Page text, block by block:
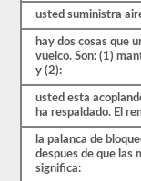
pesadas,
más
largas
requieren
habilidades
adicionales.
Deberá
obtener
puntaje
usted suministra
hay dos cosas que
vuelco. Son: (1)
y (2):
usted esta
ha respaldado. El
la palanca de
despues de que las
significa: